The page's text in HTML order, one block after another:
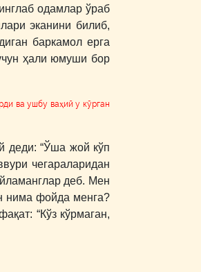
одамлар ўраб
эканини билиб,
баркамол ерга
ҳали юмуши бор
ва ушбу ваҳий у кўрган
деди: “Ўша жой кўп
чегараларидан
деб. Мен
нима фойда менга?
“Кўз кўрмаган,